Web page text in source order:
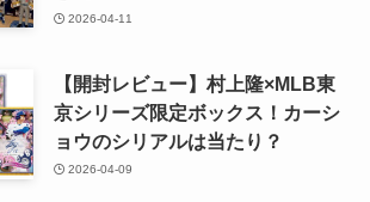
2026-04-11
【開封レビュー】村上隆×MLB東
京シリーズ限定ボックス！カーシ
ョウのシリアルは当たり？
2026-04-09